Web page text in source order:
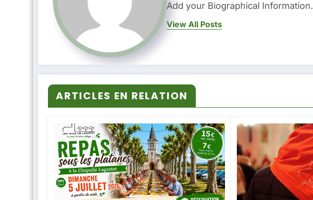
Add your Biographical Information.
View All Posts
ARTICLES EN RELATION